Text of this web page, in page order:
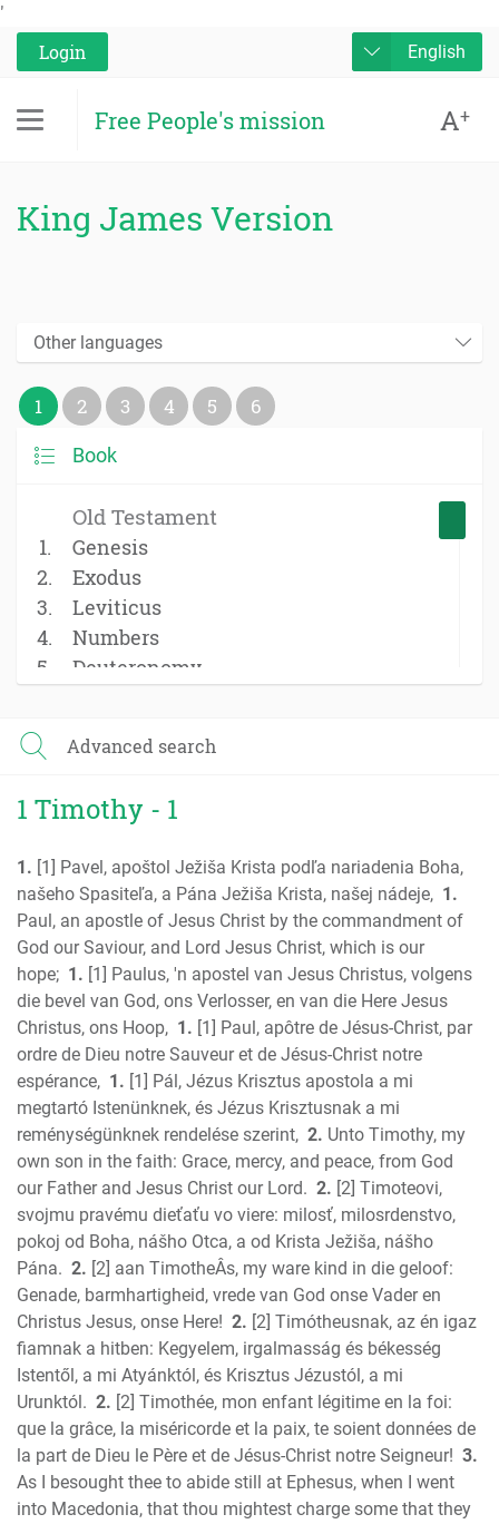
'
Login
English
Free People's mission A+
King James Version
Other languages
1 2 3 4 5 6
Book
Old Testament
Genesis
Exodus
Leviticus
Numbers
Deuteronomy
Ruth
2 Samuel
2 Kings
1 Chronicles
2 Chronicles
Ezra
Nehemiah
Esther
Job
Psalms
Proverbs
Ecclesiastes
S of Solomon
Isaiah
Jeremiah
Lamentations
Ezekiel
Daniel
Hosea
Joel
Amos
Obadiah
Jonah
Micah
Advanced search
1 Timothy - 1
1. [1] Pavel, apoštol Ježiša Krista podľa nariadenia Boha,
našeho Spasiteľa, a Pána Ježiša Krista, našej nádeje, 1.
Paul, an apostle of Jesus Christ by the commandment of
God our Saviour, and Lord Jesus Christ, which is our
hope; 1. [1] Paulus, 'n apostel van Jesus Christus, volgens
die bevel van God, ons Verlosser, en van die Here Jesus
Christus, ons Hoop, 1. [1] Paul, apôtre de Jésus-Christ, par
ordre de Dieu notre Sauveur et de Jésus-Christ notre
espérance, 1. [1] Pál, Jézus Krisztus apostola a mi
megtartó Istenünknek, és Jézus Krisztusnak a mi
reménységünknek rendelése szerint, 2. Unto Timothy, my
own son in the faith: Grace, mercy, and peace, from God
our Father and Jesus Christ our Lord. 2. [2] Timoteovi,
svojmu pravému dieťaťu vo viere: milosť, milosrdenstvo,
pokoj od Boha, nášho Otca, a od Krista Ježiša, nášho
Pána. 2. [2] aan TimotheÂs, my ware kind in die geloof:
Genade, barmhartigheid, vrede van God onse Vader en
Christus Jesus, onse Here! 2. [2] Timótheusnak, az én igaz
fiamnak a hitben: Kegyelem, irgalmasság és békesség
Istentől, a mi Atyánktól, és Krisztus Jézustól, a mi
Urunktól. 2. [2] Timothée, mon enfant légitime en la foi:
que la grâce, la miséricorde et la paix, te soient données de
la part de Dieu le Père et de Jésus-Christ notre Seigneur! 3.
As I besought thee to abide still at Ephesus, when I went
into Macedonia, that thou mightest charge some that they